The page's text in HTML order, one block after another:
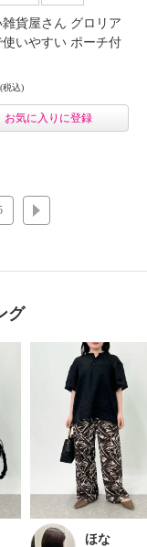
貨屋さん グロリア
使いやすい ポーチ付
(税込)
お気に入りに登録
グ
ほな